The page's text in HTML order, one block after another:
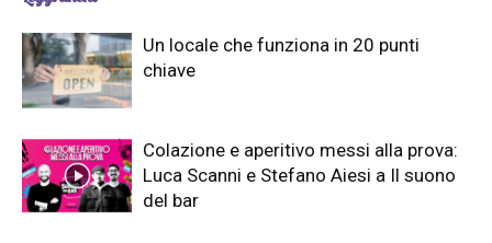
Un locale che funziona in 20 punti
chiave
Colazione e aperitivo messi alla prova:
Luca Scanni e Stefano Aiesi a Il suono
del bar